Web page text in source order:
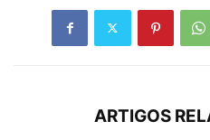
ARTIGOS